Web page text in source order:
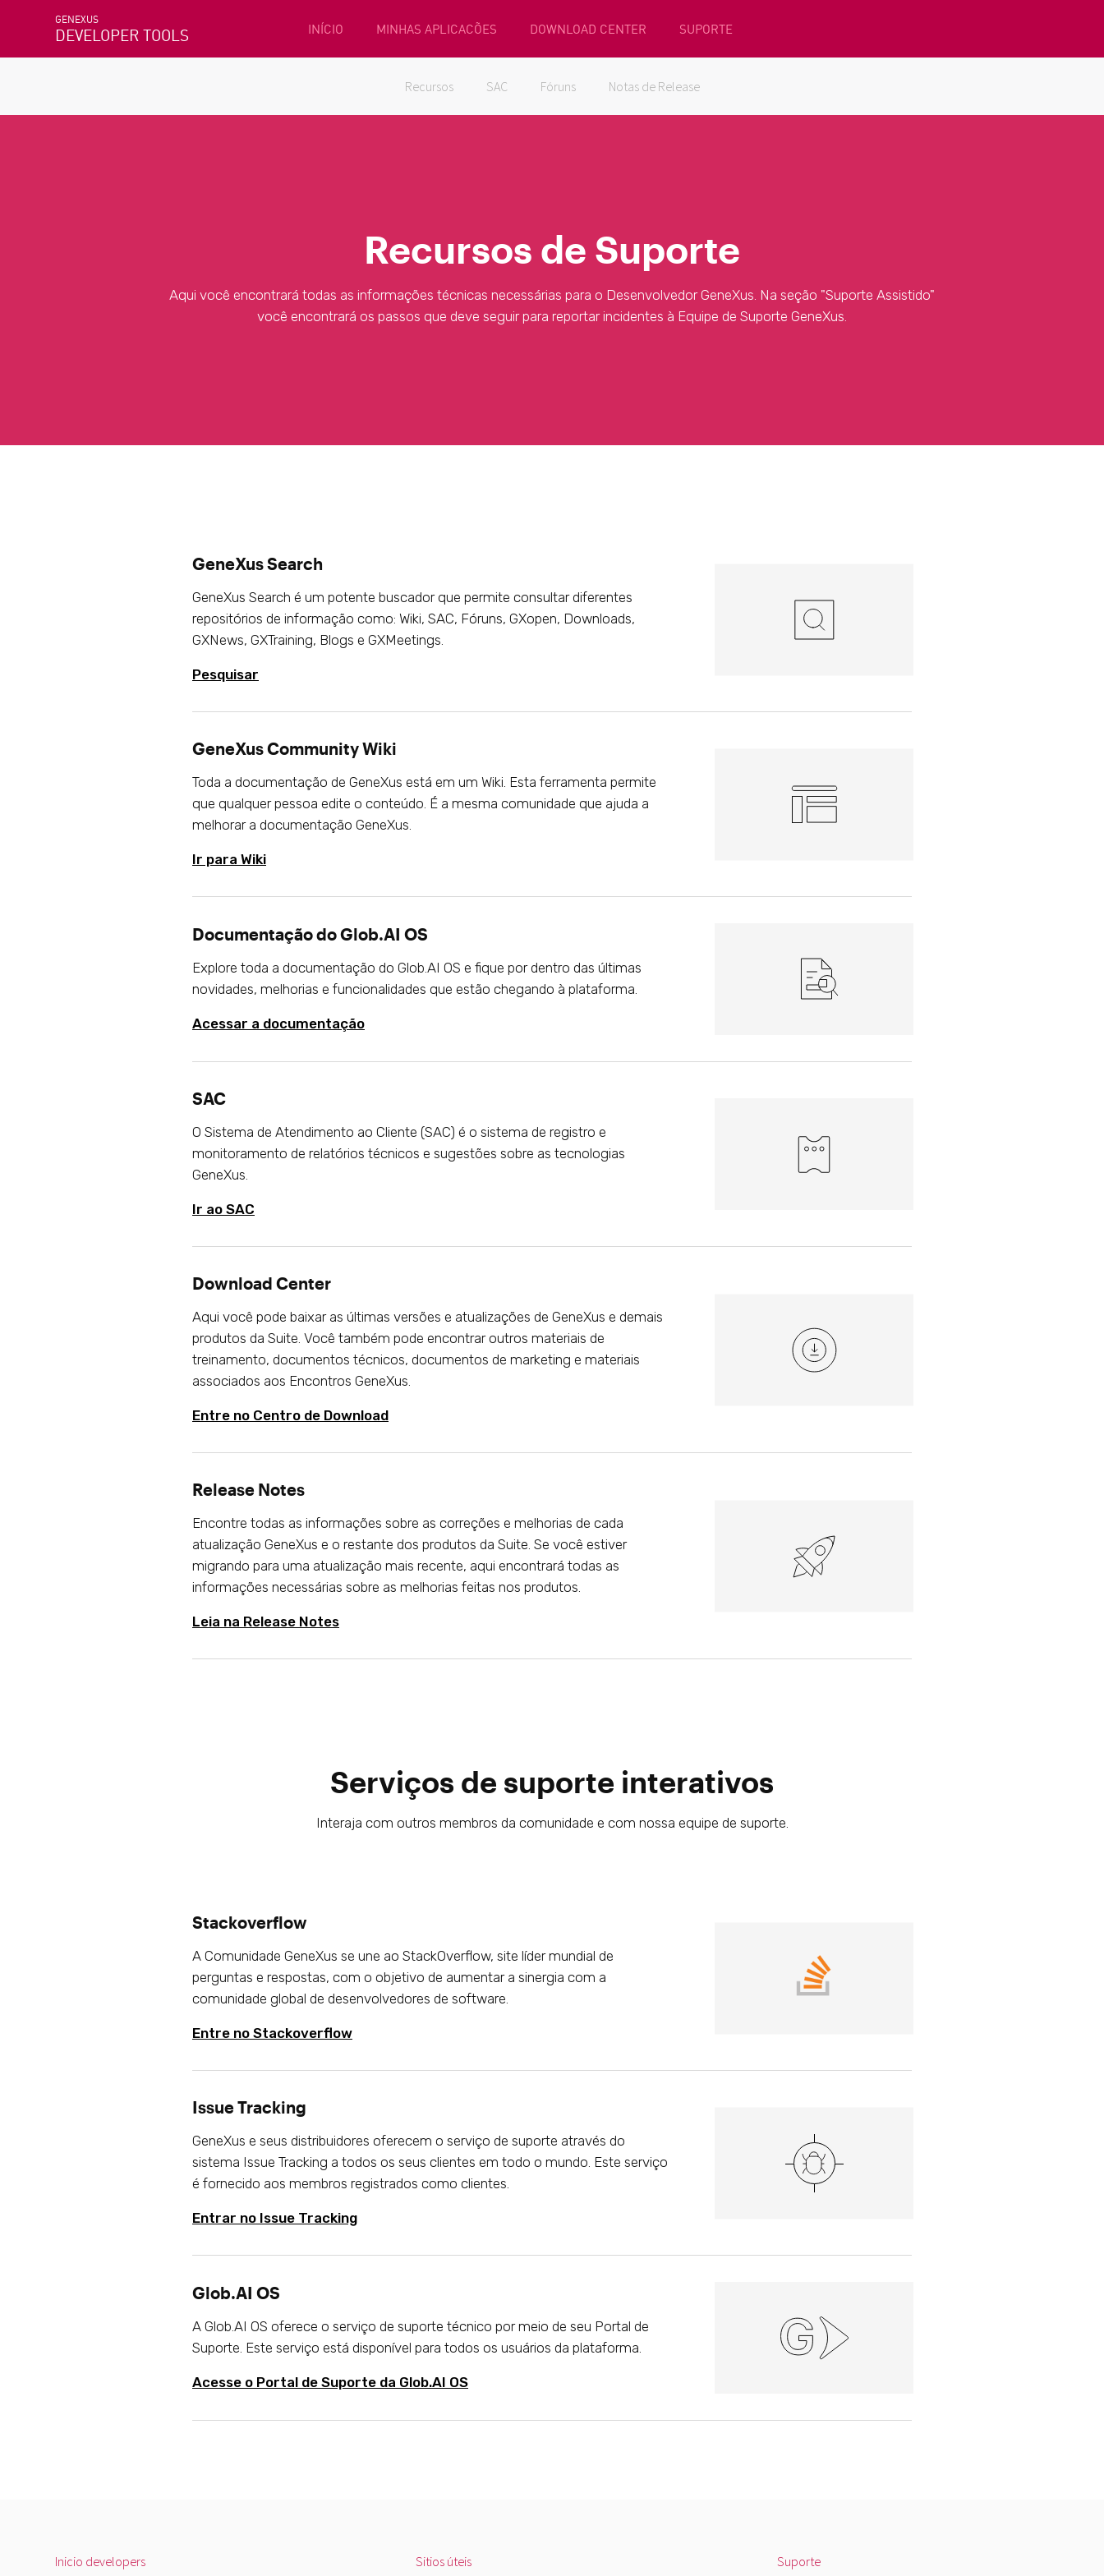
GENEXUS
DEVELOPER TOOLS INÍCIO MINHAS APLICACÕES DOWNLOAD CENTER SUPORTE
Recursos SAC Fóruns Notas de Release
Recursos de Suporte
Aqui você encontrará todas as informações técnicas necessárias para o Desenvolvedor GeneXus. Na seção "Suporte Assistido"
você encontrará os passos que deve seguir para reportar incidentes à Equipe de Suporte GeneXus.
GeneXus Community Wiki
Toda a documentação de GeneXus está em um Wiki. Esta ferramenta permite
que qualquer pessoa edite o conteúdo. É a mesma comunidade que ajuda a
melhorar a documentação GeneXus.
Ir para Wiki
GeneXus Search
GeneXus Search é um potente buscador que permite consultar diferentes
repositórios de informação como: Wiki, SAC, Fóruns, GXopen, Downloads,
GXNews, GXTraining, Blogs e GXMeetings.
Pesquisar
Documentação do Glob.AI OS
Explore toda a documentação do Glob.AI OS e fique por dentro das últimas
novidades, melhorias e funcionalidades que estão chegando à plataforma.
Acessar a documentação
SAC
O Sistema de Atendimento ao Cliente (SAC) é o sistema de registro e
monitoramento de relatórios técnicos e sugestões sobre as tecnologias
GeneXus.
Ir ao SAC
Download Center
Aqui você pode baixar as últimas versões e atualizações de GeneXus e demais
produtos da Suite. Você também pode encontrar outros materiais de
treinamento, documentos técnicos, documentos de marketing e materiais
associados aos Encontros GeneXus.
Entre no Centro de Download
Release Notes
Encontre todas as informações sobre as correções e melhorias de cada
atualização GeneXus e o restante dos produtos da Suite. Se você estiver
migrando para uma atualização mais recente, aqui encontrará todas as
informações necessárias sobre as melhorias feitas nos produtos.
Leia na Release Notes
Serviços de suporte interativos
Interaja com outros membros da comunidade e com nossa equipe de suporte.
Stackoverflow
A Comunidade GeneXus se une ao StackOverflow, site líder mundial de
perguntas e respostas, com o objetivo de aumentar a sinergia com a
comunidade global de desenvolvedores de software.
Entre no Stackoverflow
Issue Tracking
GeneXus e seus distribuidores oferecem o serviço de suporte através do
sistema Issue Tracking a todos os seus clientes em todo o mundo. Este serviço
é fornecido aos membros registrados como clientes.
Entrar no Issue Tracking
Glob.AI OS
A Glob.AI OS oferece o serviço de suporte técnico por meio de seu Portal de
Suporte. Este serviço está disponível para todos os usuários da plataforma.
Acesse o Portal de Suporte da Glob.AI OS
Inicio developers Sitios úteis Suporte